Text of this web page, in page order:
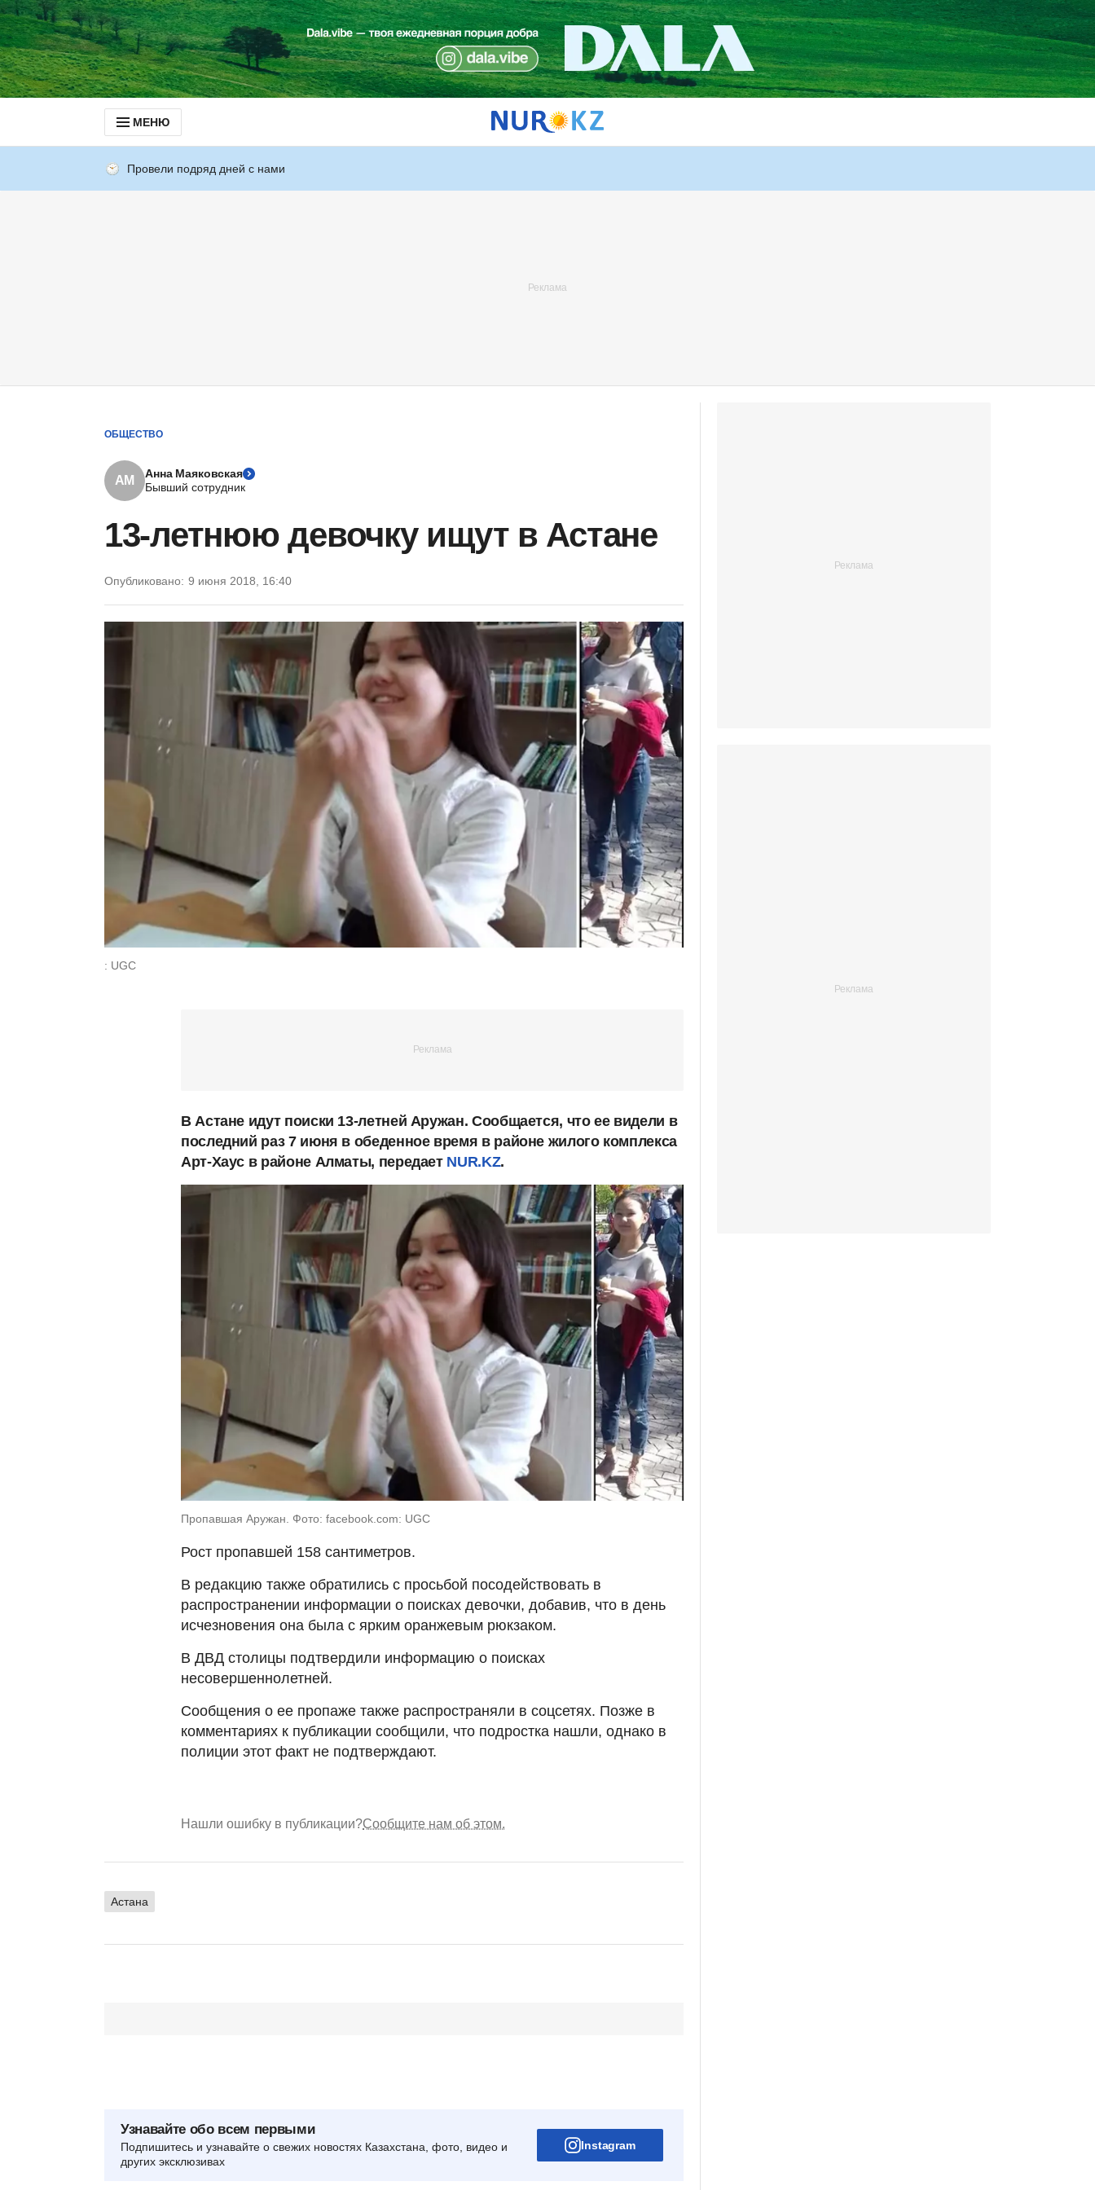
МЕНЮ
Провели подряд дней с нами
ОБЩЕСТВО
АМ
Анна Маяковская
Бывший сотрудник
13-летнюю девочку ищут в Астане
Опубликовано: 9 июня 2018, 16:40
: UGC
В Астане идут поиски 13-летней Аружан. Сообщается, что ее видели в
последний раз 7 июня в обеденное время в районе жилого комплекса
Арт-Хаус в районе Алматы, передает NUR.KZ.
Пропавшая Аружан. Фото: facebook.com: UGC
Рост пропавшей 158 сантиметров.
В редакцию также обратились с просьбой посодействовать в
распространении информации о поисках девочки, добавив, что в день
исчезновения она была с ярким оранжевым рюкзаком.
В ДВД столицы подтвердили информацию о поисках
несовершеннолетней.
Сообщения о ее пропаже также распространяли в соцсетях. Позже в
комментариях к публикации сообщили, что подростка нашли, однако в
полиции этот факт не подтверждают.
Нашли ошибку в публикации?Сообщите нам об этом.
Астана
Узнавайте обо всем первыми
Подпишитесь и узнавайте о свежих новостях Казахстана, фото, видео и
других эксклюзивах
Instagram